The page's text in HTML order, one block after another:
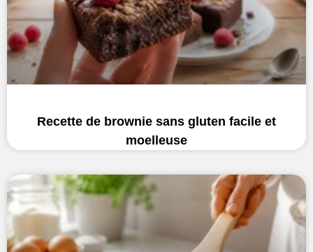
Recette de brownie sans gluten facile et
moelleuse